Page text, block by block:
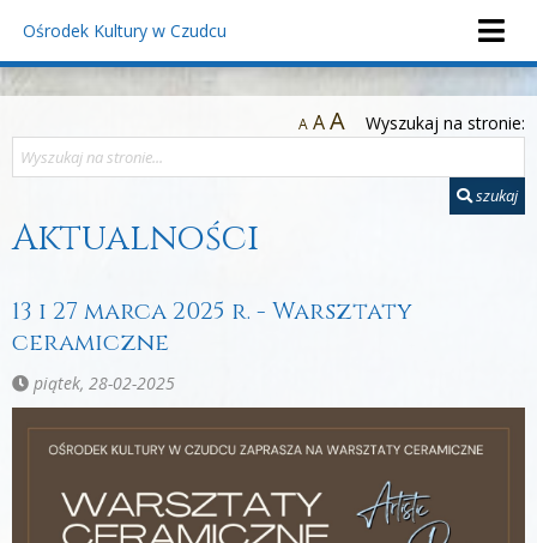
Ośrodek Kultury w Czudcu
A AA Wyszukaj na stronie:
szukaj
Aktualności
13 i 27 marca 2025 r. - Warsztaty
ceramiczne
piątek, 28-02-2025